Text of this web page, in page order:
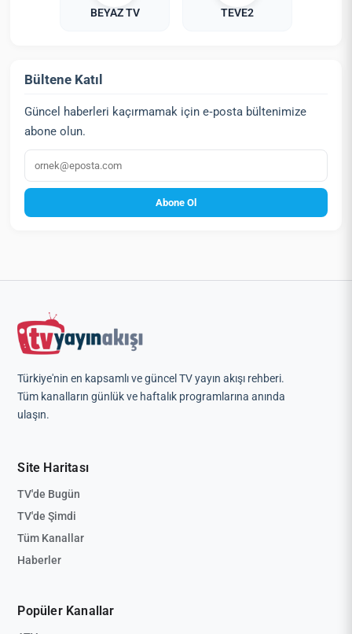
BEYAZ TV TEVE2
Bültene Katıl
Güncel haberleri kaçırmamak için e‑posta bültenimize
abone olun.
E‑posta
Abone Ol
Türkiye'nin en kapsamlı ve güncel TV yayın akışı rehberi.
Tüm kanalların günlük ve haftalık programlarına anında
ulaşın.
Site Haritası
TV'de Bugün
TV'de Şimdi
Tüm Kanallar
Haberler
Popüler Kanallar